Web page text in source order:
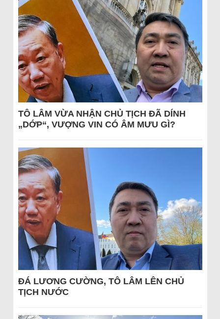
TÔ LÂM VỪA NHẬN CHỦ TỊCH ĐÃ DÍNH
„DỚP“, VƯỢNG VIN CÓ ÂM MƯU GÌ?
ĐÁ LƯƠNG CƯỜNG, TÔ LÂM LÊN CHỦ
TỊCH NƯỚC